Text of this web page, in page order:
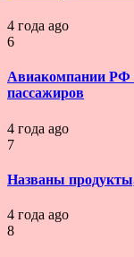
4 года ago
6
Авиакомпании РФ
пассажиров
4 года ago
7
Названы
4 года ago
8